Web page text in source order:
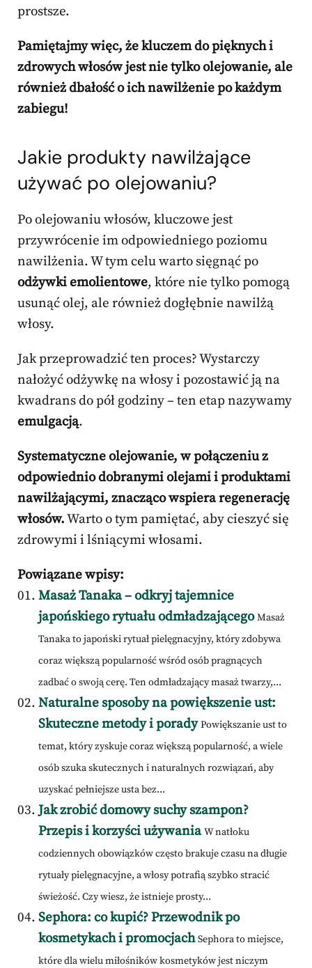
prostsze.
Pamiętajmy więc, że kluczem do pięknych i
zdrowych włosów jest nie tylko olejowanie, ale
również dbałość o ich nawilżenie po każdym
zabiegu!
Jakie produkty nawilżające
używać po olejowaniu?
Po olejowaniu włosów, kluczowe jest
przywrócenie im odpowiedniego poziomu
nawilżenia. W tym celu warto sięgnąć po
odżywki emolientowe, które nie tylko pomogą
usunąć olej, ale również dogłębnie nawilżą
włosy.
Jak przeprowadzić ten proces? Wystarczy
nałożyć odżywkę na włosy i pozostawić ją na
kwadrans do pół godziny – ten etap nazywamy
emulgacją.
Systematyczne olejowanie, w połączeniu z
odpowiednio dobranymi olejami i produktami
nawilżającymi, znacząco wspiera regenerację
włosów.Warto o tym pamiętać, aby cieszyć się
zdrowymi i lśniącymi włosami.
Powiązane wpisy:
Masaż Tanaka – odkryj tajemnice
japońskiego rytuału odmładzającego Masaż
Tanaka to japoński rytuał pielęgnacyjny, który zdobywa
coraz większą popularność wśród osób pragnących
zadbać o swoją cerę. Ten odmładzający masaż twarzy,...
Naturalne sposoby na powiększenie ust:
Skuteczne metody i porady Powiększanie ust to
temat, który zyskuje coraz większą popularność, a wiele
osób szuka skutecznych i naturalnych rozwiązań, aby
uzyskać pełniejsze usta bez...
Jak zrobić domowy suchy szampon?
Przepis i korzyści używania W natłoku
codziennych obowiązków często brakuje czasu na długie
rytuały pielęgnacyjne, a włosy potrafią szybko stracić
świeżość. Czy wiesz, że istnieje prosty...
Sephora: co kupić? Przewodnik po
kosmetykach i promocjach Sephora to miejsce,
które dla wielu miłośników kosmetyków jest niczym